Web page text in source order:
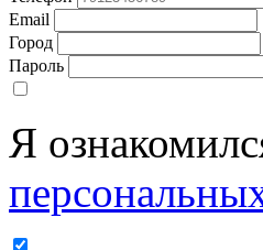
Email
Город
Пароль
Я